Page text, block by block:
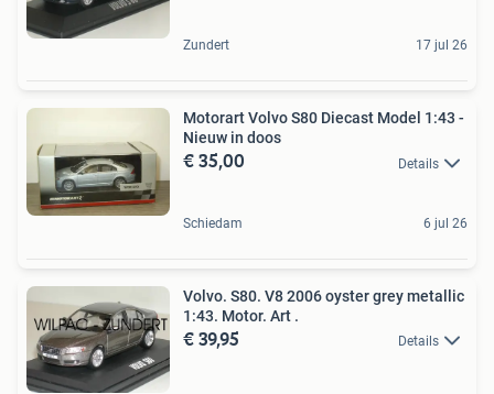
Zundert 17 jul 26
Motorart Volvo S80 Diecast Model 1:43 -
Nieuw in doos
€ 35,00 Details
Schiedam 6 jul 26
Volvo. S80. V8 2006 oyster grey metallic
1:43. Motor. Art .
€ 39,95 Details